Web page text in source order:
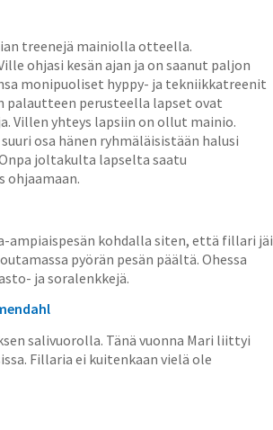
treenejä mainiolla otteella.
ohjasi kesän ajan ja on saanut paljon
monipuoliset hyppy- ja tekniikkatreenit
palautteen perusteella lapset ovat
Villen yhteys lapsiin on ollut mainio.
osa hänen ryhmäläisistään halusi
joltakulta lapselta saatu
ohjaamaan.
ampiaispesän kohdalla siten, että fillari jäi
pyörän pesän päältä. Ohessa
ja soralenkkejä.
salivuorolla. Tänä vuonna Mari liittyi
Fillaria ei kuitenkaan vielä ole